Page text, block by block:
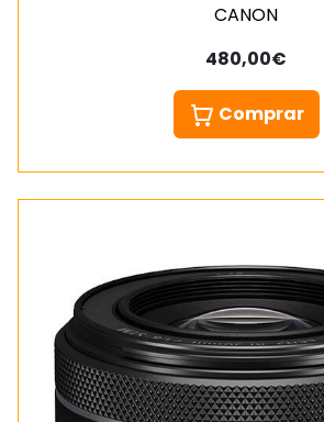
CANON
480,00€
Comprar